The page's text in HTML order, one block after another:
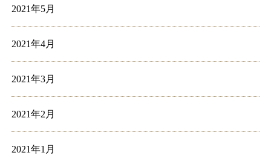
2021年5月
2021年4月
2021年3月
2021年2月
2021年1月